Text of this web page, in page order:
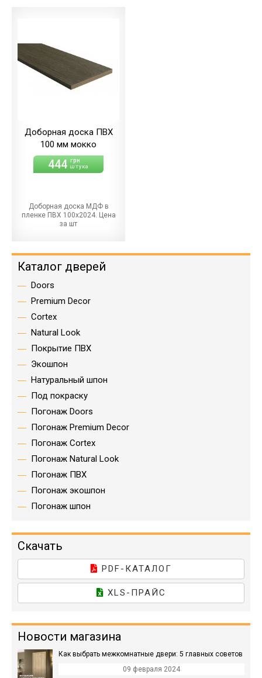
Доборная доска ПВХ
100 мм мокко
444 грн
штука
Доборная доска МДФ в
пленке ПВХ 100х2024. Цена
за шт
Каталог дверей
Doors
Premium Decor
Cortex
Natural Look
Покрытие ПВХ
Экошпон
Натуральный шпон
Под покраску
Погонаж Doors
Погонаж Premium Decor
Погонаж Cortex
Погонаж Natural Look
Погонаж ПВХ
Погонаж экошпон
Погонаж шпон
Скачать
PDF-КАТАЛОГ
XLS-ПРАЙС
Новости магазина
Как выбрать межкомнатные двери: 5 главных советов
09 февраля 2024